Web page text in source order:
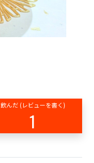
飲んだ (レビューを書く)
1